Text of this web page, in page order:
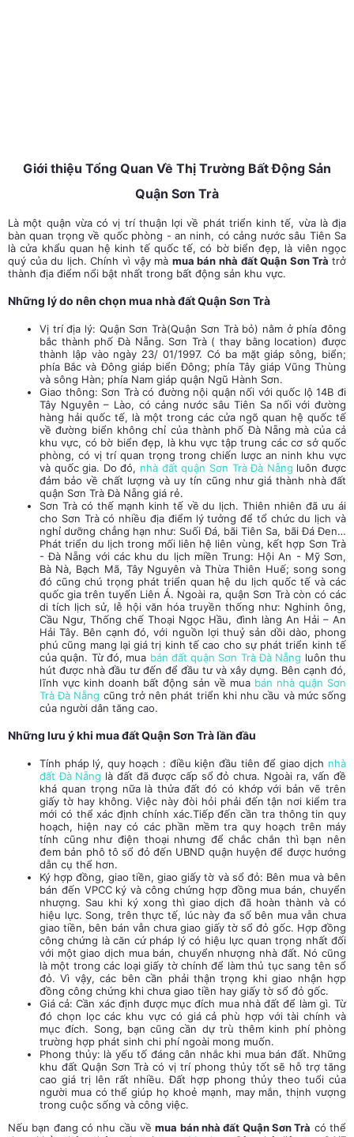
Giới thiệu Tổng Quan Về Thị Trường Bất Động Sản
Quận Sơn Trà
Là một quận vừa có vị trí thuận lợi về phát triển kinh tế, vừa là địa
bàn quan trọng về quốc phòng - an ninh, có cảng nước sâu Tiên Sa
là cửa khẩu quan hệ kinh tế quốc tế, có bờ biển đẹp, là viên ngọc
quý của du lịch. Chính vì vậy mà mua bán nhà đất Quận Sơn Tràtrở
thành địa điểm nổi bật nhất trong bất động sản khu vực.
Những lý do nên chọn mua nhà đất Quận Sơn Trà
Vị trí địa lý: Quận Sơn Trà(Quận Sơn Trà bỏ) nằm ở phía đông
bắc thành phố Đà Nẵng. Sơn Trà ( thay bằng location) được
thành lập vào ngày 23/ 01/1997. Có ba mặt giáp sông, biển;
phía Bắc và Đông giáp biển Đông; phía Tây giáp Vũng Thùng
và sông Hàn; phía Nam giáp quận Ngũ Hành Sơn.
Giao thông: Sơn Trà có đường nội quận nối với quốc lộ 14B đi
Tây Nguyên – Lào, có cảng nước sâu Tiên Sa nối với đường
hàng hải quốc tế, là một trong các cửa ngõ quan hệ quốc tế
về đường biển không chỉ của thành phố Đà Nẵng mà của cả
khu vực, có bờ biển đẹp, là khu vực tập trung các cơ sở quốc
phòng, có vị trí quan trọng trong chiến lược an ninh khu vực
và quốc gia. Do đó, nhà đất quận Sơn Trà Đà Nẵng luôn được
đảm bảo về chất lượng và uy tín cũng như giá thành nhà đất
quận Sơn Trà Đà Nẵng giá rẻ.
Sơn Trà có thế mạnh kinh tế về du lịch. Thiên nhiên đã ưu ái
cho Sơn Trà có nhiều địa điểm lý tưởng để tổ chức du lịch và
nghỉ dưỡng chẳng hạn như: Suối Đá, bãi Tiên Sa, bãi Đá Đen…
Phát triển du lịch trong mối liên hệ liên vùng, kết hợp Sơn Trà
- Đà Nẵng với các khu du lịch miền Trung: Hội An - Mỹ Sơn,
Bà Nà, Bạch Mã, Tây Nguyên và Thừa Thiên Huế; song song
đó cũng chú trọng phát triển quan hệ du lịch quốc tế và các
quốc gia trên tuyến Liên Á. Ngoài ra, quận Sơn Trà còn có các
di tích lịch sử, lễ hội văn hóa truyền thống như: Nghinh ông,
Cầu Ngư, Thống chế Thoại Ngọc Hầu, đình làng An Hải – An
Hải Tây. Bên cạnh đó, với nguồn lợi thuỷ sản dồi dào, phong
phú cũng mang lại giá trị kinh tế cao cho sự phát triển kinh tế
của quận. Từ đó, mua bán đất quận Sơn Trà Đà Nẵng luôn thu
hút được nhà đầu tư đến để đầu tư và xây dựng. Bên cạnh đó,
lĩnh vực kinh doanh bất động sản về mua bán nhà quận Sơn
Trà Đà Nẵng cũng trở nên phát triển khi nhu cầu và mức sống
của người dân tăng cao.
Những lưu ý khi mua đất Quận Sơn Trà lần đầu
Tính pháp lý, quy hoạch : điều kiện đầu tiên để giao dịch nhà
đất Đà Nẵng là đất đã được cấp sổ đỏ chưa. Ngoài ra, vấn đề
khá quan trọng nữa là thửa đất đó có khớp với bản vẽ trên
giấy tờ hay không. Việc này đòi hỏi phải đến tận nơi kiểm tra
mới có thể xác định chính xác.Tiếp đến cần tra thông tin quy
hoạch, hiện nay có các phần mềm tra quy hoạch trên máy
tính cũng như điện thoại nhưng để chắc chắn thì bạn nên
đem bản phô tô sổ đỏ đến UBND quận huyện để được hướng
dẫn cụ thể hơn.
Ký hợp đồng, giao tiền, giao giấy tờ và sổ đỏ: Bên mua và bên
bán đến VPCC ký và công chứng hợp đồng mua bán, chuyển
nhượng. Sau khi ký xong thì giao dịch đã hoàn thành và có
hiệu lực. Song, trên thực tế, lúc này đa số bên mua vẫn chưa
giao tiền, bên bán vẫn chưa giao giấy tờ sổ đỏ gốc. Hợp đồng
công chứng là căn cứ pháp lý có hiệu lực quan trọng nhất đối
với một giao dịch mua bán, chuyển nhượng nhà đất. Nó cũng
là một trong các loại giấy tờ chính để làm thủ tục sang tên sổ
đỏ. Vì vậy, các bên cần phải thận trọng khi giao nhận hợp
đồng công chứng khi chưa giao tiền hay giấy tờ sổ đỏ gốc.
Giá cả: Cần xác định được mục đích mua nhà đất để làm gì. Từ
đó chọn lọc các khu vực có giá cả phù hợp với tài chính và
mục đích. Song, bạn cũng cần dự trù thêm kinh phí phòng
trường hợp phát sinh chi phí ngoài mong muốn.
Phong thủy: là yếu tố đáng cân nhắc khi mua bán đất. Những
khu đất Quận Sơn Tràcó vị trí phong thủy tốt sẽ hỗ trợ tăng
cao giá trị lên rất nhiều. Đất hợp phong thủy theo tuổi của
người mua có thể giúp họ khoẻ mạnh, may mắn, thịnh vượng
trong cuộc sống và công việc.
Nếu bạn đang có nhu cầu vềmua bán nhà đất Quận Sơn Trà có thể